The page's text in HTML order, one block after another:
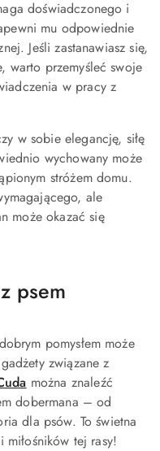
doświadczonego i
mu odpowiednie
Jeśli zastanawiasz się,
warto przemyśleć swoje
w pracy z
w sobie elegancję, siłę
wychowany może
stróżem domu.
ale
może okazać się
psem
pomysłem może
związane z
można znaleźć
dobermana – od
dla psów. To świetna
tej rasy!